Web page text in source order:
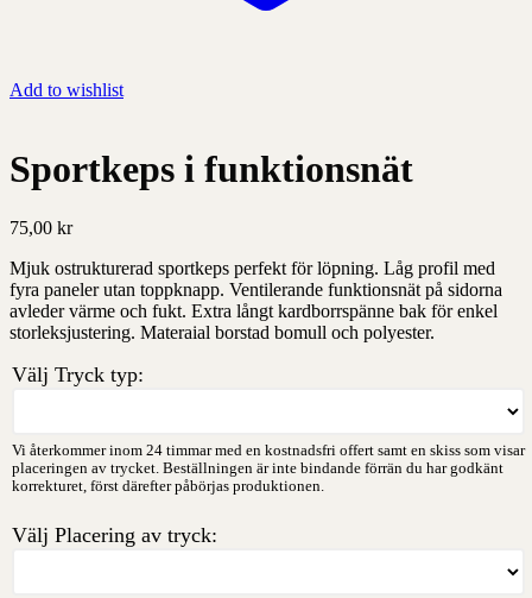
Add to wishlist
Sportkeps i funktionsnät
75,00 kr
Mjuk ostrukturerad sportkeps perfekt för löpning. Låg profil med
fyra paneler utan toppknapp. Ventilerande funktionsnät på sidorna
avleder värme och fukt. Extra långt kardborrspänne bak för enkel
storleksjustering. Materaial borstad bomull och polyester.
Välj Tryck typ:
Vi återkommer inom 24 timmar med en kostnadsfri offert samt en skiss som visar
placeringen av trycket. Beställningen är inte bindande förrän du har godkänt
korrekturet, först därefter påbörjas produktionen.
Välj Placering av tryck: